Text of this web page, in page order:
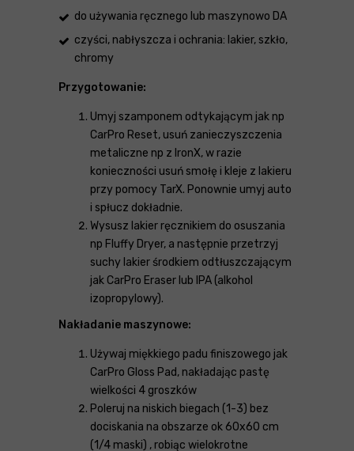
do używania ręcznego lub maszynowo DA
czyści, nabłyszcza i ochrania: lakier, szkło,
chromy
Przygotowanie:
Umyj szamponem odtykającym jak np
CarPro Reset, usuń zanieczyszczenia
metaliczne np z IronX, w razie
konieczności usuń smołę i kleje z lakieru
przy pomocy TarX. Ponownie umyj auto
i spłucz dokładnie.
Wysusz lakier ręcznikiem do osuszania
np Fluffy Dryer, a następnie przetrzyj
suchy lakier środkiem odtłuszczającym
jak CarPro Eraser lub IPA (alkohol
izopropylowy).
Nakładanie maszynowe:
Używaj miękkiego padu finiszowego jak
CarPro Gloss Pad, nakładając pastę
wielkości 4 groszków
Poleruj na niskich biegach (1-3) bez
dociskania na obszarze ok 60x60 cm
(1/4 maski) , robiąc wielokrotne